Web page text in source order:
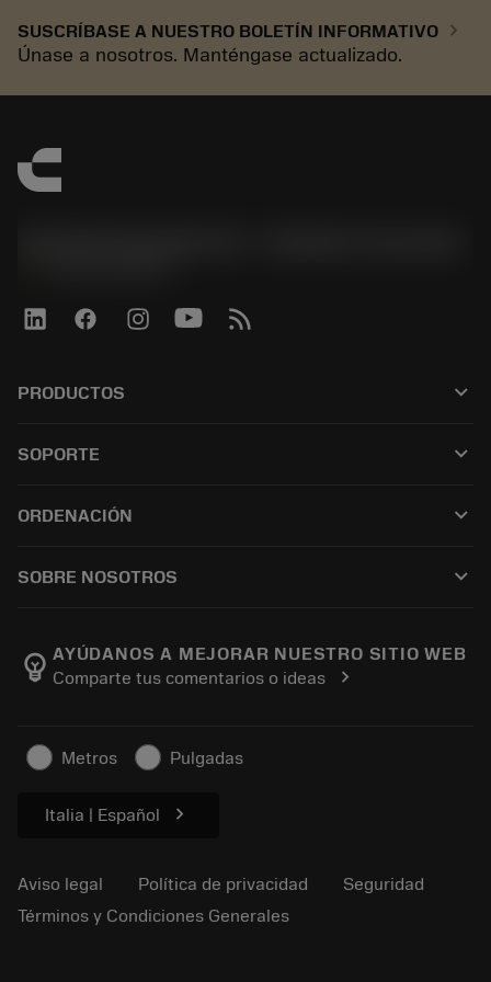
SUSCRÍBASE A NUESTRO BOLETÍN INFORMATIVO chevron_right
Únase a nosotros. Manténgase actualizado.
PRODUCTOS keyboard_arrow_down
Todo el software
SOPORTE keyboard_arrow_down
Distribuidores y especialistas
ORDENACIÓN keyboard_arrow_down
Orden
Rastrear su pedido
Solicitar un presupuesto
SOBRE NOSOTROS keyboard_arrow_down
Manufacturing wellness
Carrera
Artículos
Para prensas
emoji_objects AYÚDANOS A MEJORAR NUESTRO SITIO WEB
Comparte tus comentarios o ideas
chevron_right
Metros Pulgadas
Italia | Español chevron_right
Aviso legal Política de privacidad
Seguridad
Términos y Condiciones Generales